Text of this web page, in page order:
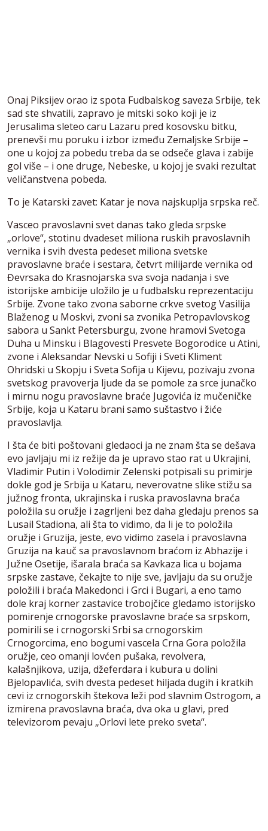
Onaj Piksijev orao iz spota Fudbalskog saveza Srbije, tek
sad ste shvatili, zapravo je mitski soko koji je iz
Jerusalima sleteo caru Lazaru pred kosovsku bitku,
prenevši mu poruku i izbor između Zemaljske Srbije –
one u kojoj za pobedu treba da se odseče glava i zabije
gol više – i one druge, Nebeske, u kojoj je svaki rezultat
veličanstvena pobeda.
To je Katarski zavet: Katar je nova najskuplja srpska reč.
Vasceo pravoslavni svet danas tako gleda srpske
„orlove“, stotinu dvadeset miliona ruskih pravoslavnih
vernika i svih dvesta pedeset miliona svetske
pravoslavne braće i sestara, četvrt milijarde vernika od
Đevrsaka do Krasnojarska sva svoja nadanja i sve
istorijske ambicije uložilo je u fudbalsku reprezentaciju
Srbije. Zvone tako zvona saborne crkve svetog Vasilija
Blaženog u Moskvi, zvoni sa zvonika Petropavlovskog
sabora u Sankt Petersburgu, zvone hramovi Svetoga
Duha u Minsku i Blagovesti Presvete Bogorodice u Atini,
zvone i Aleksandar Nevski u Sofiji i Sveti Kliment
Ohridski u Skopju i Sveta Sofija u Kijevu, pozivaju zvona
svetskog pravoverja ljude da se pomole za srce junačko
i mirnu nogu pravoslavne braće Jugovića iz mučeničke
Srbije, koja u Kataru brani samo suštastvo i žiće
pravoslavlja.
I šta će biti poštovani gledaoci ja ne znam šta se dešava
evo javljaju mi iz režije da je upravo stao rat u Ukrajini,
Vladimir Putin i Volodimir Zelenski potpisali su primirje
dokle god je Srbija u Kataru, neverovatne slike stižu sa
južnog fronta, ukrajinska i ruska pravoslavna braća
položila su oružje i zagrljeni bez daha gledaju prenos sa
Lusail Stadiona, ali šta to vidimo, da li je to položila
oružje i Gruzija, jeste, evo vidimo zasela i pravoslavna
Gruzija na kauč sa pravoslavnom braćom iz Abhazije i
Južne Osetije, išarala braća sa Kavkaza lica u bojama
srpske zastave, čekajte to nije sve, javljaju da su oružje
položili i braća Makedonci i Grci i Bugari, a eno tamo
dole kraj korner zastavice trobojčice gledamo istorijsko
pomirenje crnogorske pravoslavne braće sa srpskom,
pomirili se i crnogorski Srbi sa crnogorskim
Crnogorcima, eno bogumi vascela Crna Gora položila
oružje, ceo omanji lovćen pušaka, revolvera,
kalašnjikova, uzija, džeferdara i kubura u dolini
Bjelopavlića, svih dvesta pedeset hiljada dugih i kratkih
cevi iz crnogorskih štekova leži pod slavnim Ostrogom, a
izmirena pravoslavna braća, dva oka u glavi, pred
televizorom pevaju „Orlovi lete preko sveta“.